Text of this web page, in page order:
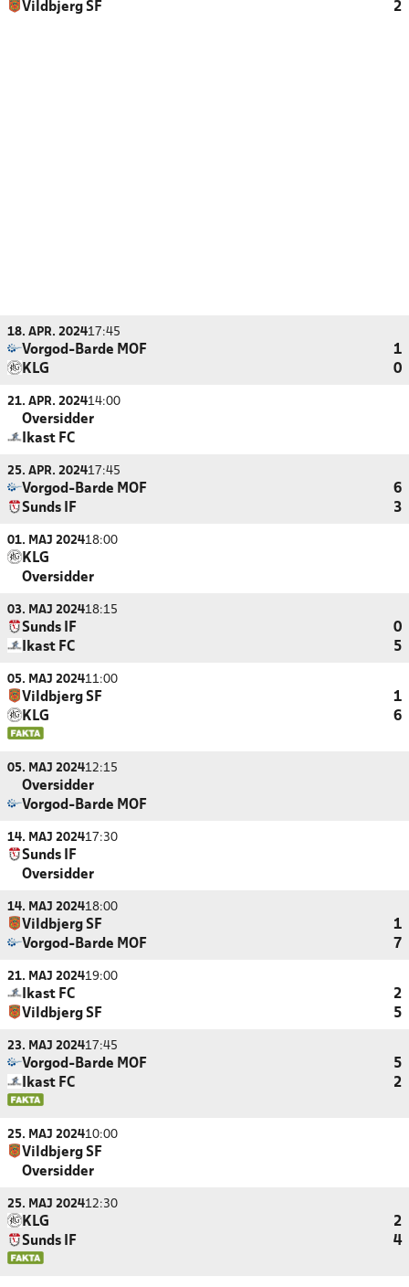
Vildbjerg SF
2
18. APR. 202417:45
Vorgod-Barde MOF
1
KLG
0
21. APR. 202414:00
Oversidder
Ikast FC
25. APR. 202417:45
Vorgod-Barde MOF
6
Sunds IF
3
01. MAJ 202418:00
KLG
Oversidder
03. MAJ 202418:15
Sunds IF
0
Ikast FC
5
05. MAJ 202411:00
Vildbjerg SF
1
KLG
6
05. MAJ 202412:15
Oversidder
Vorgod-Barde MOF
14. MAJ 202417:30
Sunds IF
Oversidder
14. MAJ 202418:00
Vildbjerg SF
1
Vorgod-Barde MOF
7
21. MAJ 202419:00
Ikast FC
2
Vildbjerg SF
5
23. MAJ 202417:45
Vorgod-Barde MOF
5
Ikast FC
2
25. MAJ 202410:00
Vildbjerg SF
Oversidder
25. MAJ 202412:30
KLG
2
Sunds IF
4